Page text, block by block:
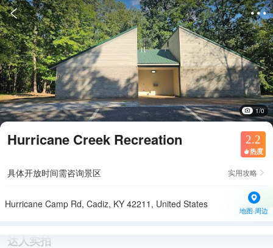
 
1/0
Hurricane Creek Recreation 2.2
 热度
具体开放时间需咨询景区 实用攻略 
Hurricane Camp Rd, Cadiz, KY 42211, United States
地图·周边
达人实拍